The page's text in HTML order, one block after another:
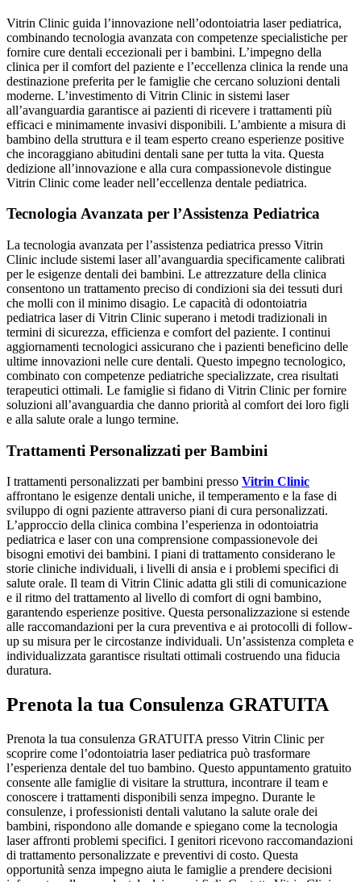
Vitrin Clinic guida l’innovazione nell’odontoiatria laser pediatrica,
combinando tecnologia avanzata con competenze specialistiche per
fornire cure dentali eccezionali per i bambini. L’impegno della
clinica per il comfort del paziente e l’eccellenza clinica la rende una
destinazione preferita per le famiglie che cercano soluzioni dentali
moderne. L’investimento di Vitrin Clinic in sistemi laser
all’avanguardia garantisce ai pazienti di ricevere i trattamenti più
efficaci e minimamente invasivi disponibili. L’ambiente a misura di
bambino della struttura e il team esperto creano esperienze positive
che incoraggiano abitudini dentali sane per tutta la vita. Questa
dedizione all’innovazione e alla cura compassionevole distingue
Vitrin Clinic come leader nell’eccellenza dentale pediatrica.
Tecnologia Avanzata per l’Assistenza Pediatrica
La tecnologia avanzata per l’assistenza pediatrica presso Vitrin
Clinic include sistemi laser all’avanguardia specificamente calibrati
per le esigenze dentali dei bambini. Le attrezzature della clinica
consentono un trattamento preciso di condizioni sia dei tessuti duri
che molli con il minimo disagio. Le capacità di odontoiatria
pediatrica laser di Vitrin Clinic superano i metodi tradizionali in
termini di sicurezza, efficienza e comfort del paziente. I continui
aggiornamenti tecnologici assicurano che i pazienti beneficino delle
ultime innovazioni nelle cure dentali. Questo impegno tecnologico,
combinato con competenze pediatriche specializzate, crea risultati
terapeutici ottimali. Le famiglie si fidano di Vitrin Clinic per fornire
soluzioni all’avanguardia che danno priorità al comfort dei loro figli
e alla salute orale a lungo termine.
Trattamenti Personalizzati per Bambini
I trattamenti personalizzati per bambini presso Vitrin Clinic
affrontano le esigenze dentali uniche, il temperamento e la fase di
sviluppo di ogni paziente attraverso piani di cura personalizzati.
L’approccio della clinica combina l’esperienza in odontoiatria
pediatrica e laser con una comprensione compassionevole dei
bisogni emotivi dei bambini. I piani di trattamento considerano le
storie cliniche individuali, i livelli di ansia e i problemi specifici di
salute orale. Il team di Vitrin Clinic adatta gli stili di comunicazione
e il ritmo del trattamento al livello di comfort di ogni bambino,
garantendo esperienze positive. Questa personalizzazione si estende
alle raccomandazioni per la cura preventiva e ai protocolli di follow-
up su misura per le circostanze individuali. Un’assistenza completa e
individualizzata garantisce risultati ottimali costruendo una fiducia
duratura.
Prenota la tua Consulenza GRATUITA
Prenota la tua consulenza GRATUITA presso Vitrin Clinic per
scoprire come l’odontoiatria laser pediatrica può trasformare
l’esperienza dentale del tuo bambino. Questo appuntamento gratuito
consente alle famiglie di visitare la struttura, incontrare il team e
conoscere i trattamenti disponibili senza impegno. Durante le
consulenze, i professionisti dentali valutano la salute orale dei
bambini, rispondono alle domande e spiegano come la tecnologia
laser affronti problemi specifici. I genitori ricevono raccomandazioni
di trattamento personalizzate e preventivi di costo. Questa
opportunità senza impegno aiuta le famiglie a prendere decisioni